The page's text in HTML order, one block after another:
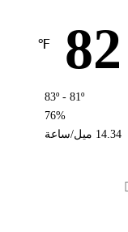
82
℉
83º - 81º
76%
14.34 ميل/ساعة